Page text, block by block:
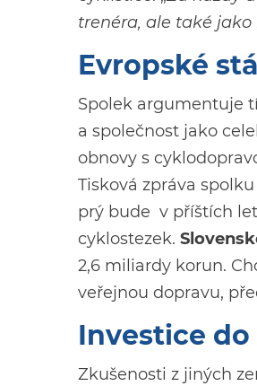
trenéra, ale také jako
Evropské
Spolek argumentuje
a společnost jako
obnovy s
Tisková zpráva
prý bude v příštích
cyklostezek.
2,6 miliardy korun.
veřejnou dopravu,
Investice
Zkušenosti z jiných